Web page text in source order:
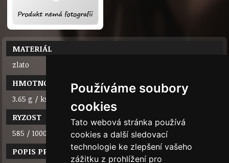
Používáme soubory
cookies
Tato webová stránka používá
cookies a další sledovací
technologie ke zlepšení vašeho
zážitku z prohlížení pro
MATERIÁL
zlato
HMOTNOST
3.65 g / ks
RYZOST
585 / 1000 (14 karátů)
POPIS PRODUKTU